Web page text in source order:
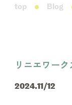
top Blog
リニエワー
2024.11/12